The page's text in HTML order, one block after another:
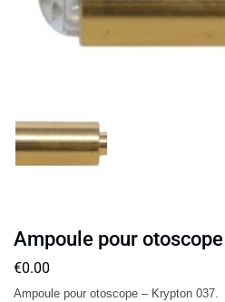
Ampoule pour
€0.00
Ampoule pour otoscope – Krypton 037.